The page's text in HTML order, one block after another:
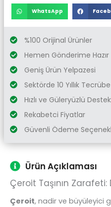
WhatsApp
%100 Orijinal Ürünler
Hemen Gönderime Hazır
Geniş Ürün Yelpazesi
Sektörde 10 Yıllık Tecrübe
Hızlı ve Güleryüzlü Destek
Rekabetci Fiyatlar
Güvenli Ödeme
Ürün Açıklaması
Çeroit Taşının
Çeroit, nadir ve büyüleyici